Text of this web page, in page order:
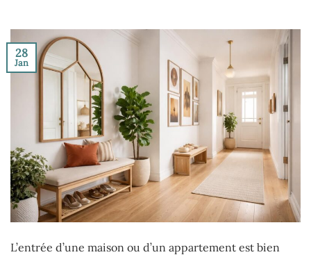
28
Jan
L’entrée d’une maison ou d’un appartement est bien